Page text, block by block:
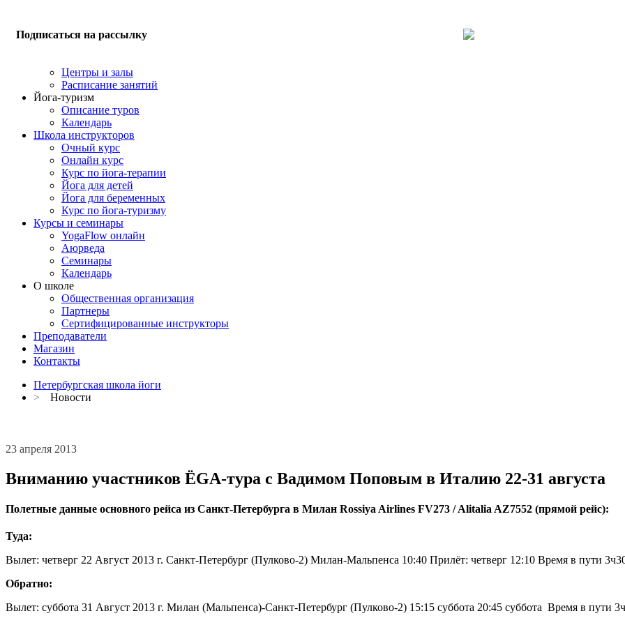
Подписаться на рассылку
Центры и залы
Расписание занятий
Йога-туризм
Описание туров
Календарь
Школа инструкторов
Очный курс
Онлайн курс
Курс по йога-терапии
Йога для детей
Йога для беременных
Курс по йога-туризму
Курсы и семинары
YogaFlow онлайн
Аюрведа
Семинары
Календарь
О школе
Общественная организация
Партнеры
Сертифицированные инструкторы
Преподаватели
Магазин
Контакты
Петербургская школа йоги
>
Новости
23 апреля 2013
Вниманию участников ЁGA-тура с Вадимом Поповым в Италию 22-31 августа
Полетные данные основного рейса из Санкт-Петербурга в Милан Rossiya Airlines FV273 / Alitalia AZ7552 (прямой рейс):
Туда:
Вылет: четверг 22 Август 2013 г. Санкт-Петербург (Пулково-2) Милан-Мальпенса 10:40 Прилёт: четверг 12:10 Время в пути
Обратно:
Вылет: суббота 31 Август 2013 г. Милан (Мальпенса)-Санкт-Петербург (Пулково-2) 15:15 суббота 20:45 суббота Время в пути